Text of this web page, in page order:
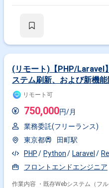
(リモート)【PHP/Laravel
ステム刷新、および新機
リモート可
750,000円/月
業務委託(フリーランス)
東京都
田町駅
PHP
Python Laravel
フロントエンドエンジニア
作業内容 ・既存Webシステム（フ